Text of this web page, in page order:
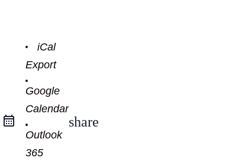
iCal
Export
Google
Calendar
Outlook
365
share